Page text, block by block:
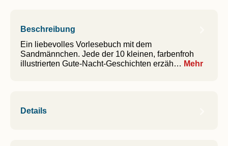
Beschreibung
Ein liebevolles Vorlesebuch mit dem
Sandmännchen. Jede der 10 kleinen, farbenfroh
illustrierten Gute-Nacht-Geschichten erzäh… Mehr
Details